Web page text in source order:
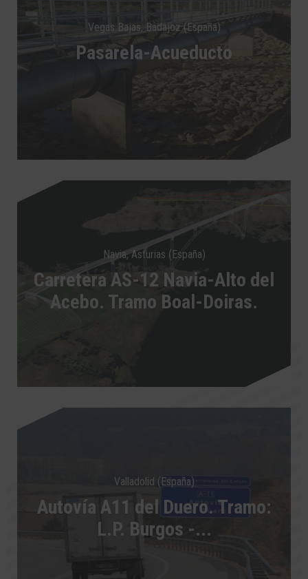
Vegas Bajas, Badajoz (España)
Pasarela-Acueducto
Navia, Asturias (España)
Carretera AS-12 Navia-Alto del
Acebo. Tramo Boal-Doiras.
Valladolid (España)
Autovía A11 del Duero. Tramo:
L.P. Burgos -...